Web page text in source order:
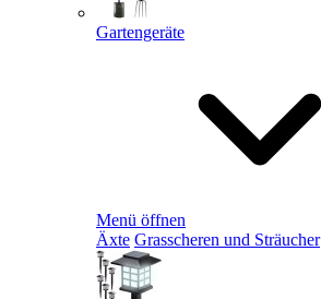
Gartengeräte
Menü öffnen
Äxte Grasscheren und Sträucher